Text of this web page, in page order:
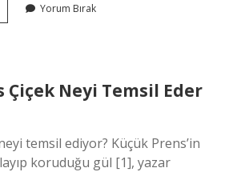
Yorum Bırak
Çiçek Neyi Temsil Eder
temsil ediyor? Küçük Prens’in
koruduğu gül [1], yazar